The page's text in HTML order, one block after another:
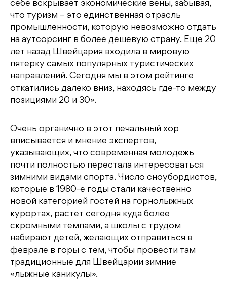
себе вскрывает экономические вены, забывая,
что туризм – это единственная отрасль
промышленности, которую невозможно отдать
на аутсорсинг в более дешевую страну. Еще 20
лет назад Швейцария входила в мировую
пятерку самых популярных туристических
направлений. Сегодня мы в этом рейтинге
откатились далеко вниз, находясь где-то между
позициями 20 и 30».
Очень органично в этот печальный хор
вписывается и мнение экспертов,
указывающих, что современная молодежь
почти полностью перестала интересоваться
зимними видами спорта. Число сноубордистов,
которые в 1980-е годы стали качественно
новой категорией гостей на горнолыжных
курортах, растет сегодня куда более
скромными темпами, а школы с трудом
набирают детей, желающих отправиться в
феврале в горы с тем, чтобы провести там
традиционные для Швейцарии зимние
«лыжные каникулы».